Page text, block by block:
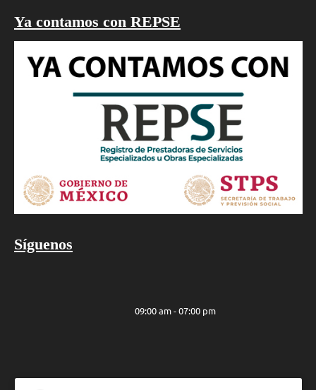
Ya contamos con REPSE
Síguenos
09:00 am - 07:00 pm